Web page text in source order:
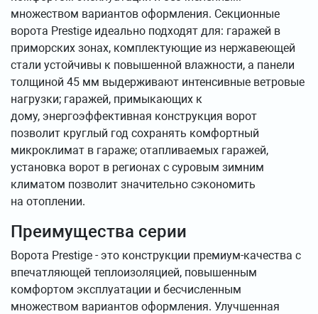
множеством вариантов оформления. Секционные
ворота Prestige идеально подходят для: гаражей в
приморских зонах, комплектующие из нержавеющей
стали устойчивы к повышенной влажности, а панели
толщиной 45 мм выдерживают интенсивные ветровые
нагрузки; гаражей, примыкающих к
дому, энергоэффективная конструкция ворот
позволит круглый год сохранять комфортный
микроклимат в гараже; отапливаемых гаражей,
установка ворот в регионах с суровым зимним
климатом позволит значительно сэкономить
на отоплении.
Преимущества серии
Ворота Prestige - это конструкции премиум-качества с
впечатляющей теплоизоляцией, повышенным
комфортом эксплуатации и бесчисленным
множеством вариантов оформления. Улучшенная